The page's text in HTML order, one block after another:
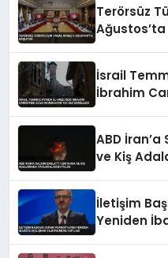
Terörsüz
Ağustos’ta
İsrail
İbrahim
ABD İran’a
ve Kiş
İletişim
Yeniden